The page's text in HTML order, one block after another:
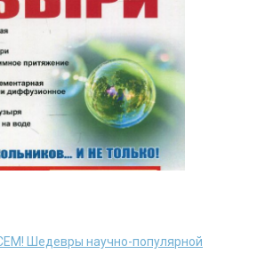
Шедевры научно-популярной